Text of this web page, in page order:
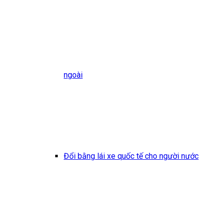
ngoài
Đổi bằng lái xe quốc tế cho người nước